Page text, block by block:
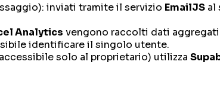
inviati tramite il servizio EmailJS al
Analytics vengono raccolti dati
identificare il singolo utente.
solo al proprietario) utilizza